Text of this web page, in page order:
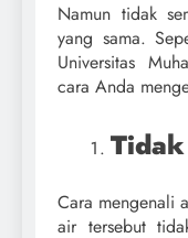
Namun tidak
yang sama.
Universitas
cara Anda
Cara mengenali
air tersebut